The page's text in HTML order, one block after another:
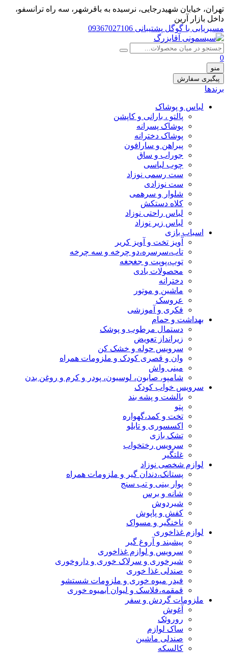
تهران، خيابان شهيدرجايى، نرسیده به باقرشهر، سه راه ترانسفو،
داخل بازار آرین
مسیریابی با گوگل پشتیبانی 09367027106
0
منو
پیگیری سفارش
برندها
لباس و پوشاک
پالتو ، بارانی و کاپشن
پوشاک پسرانه
پوشاک دخترانه
پیراهن و سارافون
جوراب و ساق
چوب لباسی
ست رسمی نوزاد
ست نوزادی
شلوار و سرهمی
کلاه دستکش
لباس راحتی نوزاد
لباس زیر نوزاد
اسباب بازی
آویز تخت و آویز کریر
تاب،سرسره،دو چرخه و سه چرخه
توپ،پوپت و جغجغه
محصولات بادی
دخترانه
ماشین و موتور
عروسک
فکری و آموزشی
بهداشت و حمام
دستمال مرطوب و پوشک
زیرانداز تعویض
سرویس حوله و خشک کن
وان و قصری کودک و ملزومات همراه
مینی واش
شامپو، صابون، لوسیون، پودر و کرم و روغن بدن
سرویس خواب کودک
بالشت و پشه بند
پتو
تخت و کمد،گهواره
اکسسوری و تابلو
تشک بازی
سرویس رختخواب
غلتگیر
لوازم شخصی نوزاد
پستانک،دندان گیر و ملزومات همراه
پوار بینی و تب سنج
شانه و برس
شیردوش
کفش و پاپوش
ناخنگیر و مسواک
لوازم غذاخوری
پیشبند و آروغ گیر
سرویس و لوازم غذاخوری
شیرخوری و سرلاک خوری و داروخوری
صندلی غذا خوری
فیدر میوه خوری و ملزومات شستشو
قمقمه،فلاسک و لیوان آبمیوه خوری
ملزومات گردش و سفر
آغوش
روروئک
ساک لوازم
صندلی ماشین
کالسکه